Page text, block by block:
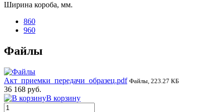
Ширина короба, мм.
860
960
Файлы
Акт_приемки_передачи_образец.pdf Файлы, 223.27 КБ
36 168 руб.
В корзину